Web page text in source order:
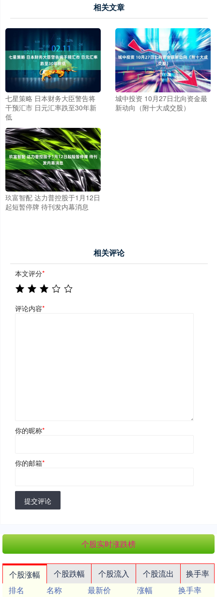
相关文章
七星策略 日本财务大臣警告将
干预汇市 日元汇率跌至30年新
低
城中投资 10月27日北向资金最
新动向（附十大成交股）
玖富智配 达力普控股于1月12日
起短暂停牌 待刊发内幕消息
相关评论
本文评分*
评论内容*
你的昵称*
你的邮箱*
提交评论
个股实时涨跌榜
个股涨幅 个股跌幅 个股流入 个股流出
换手率
排名
名称 最新价 涨幅
换手率